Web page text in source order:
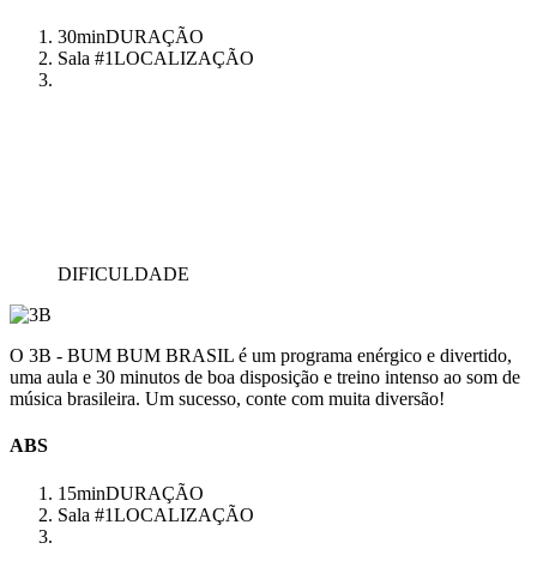
30minDURAÇÃO
Sala #1LOCALIZAÇÃO
DIFICULDADE
O 3B - BUM BUM BRASIL é um programa enérgico e divertido,
uma aula e 30 minutos de boa disposição e treino intenso ao som de
música brasileira. Um sucesso, conte com muita diversão!
ABS
15minDURAÇÃO
Sala #1LOCALIZAÇÃO